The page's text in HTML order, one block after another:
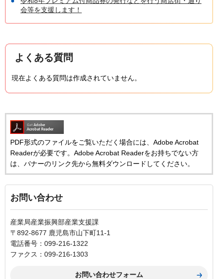
会等を支援します！
よくある質問
現在よくある質問は作成されていません。
PDF形式のファイルをご覧いただく場合には、Adobe Acrobat
Readerが必要です。Adobe Acrobat Readerをお持ちでない方
は、バナーのリンク先から無料ダウンロードしてください。
お問い合わせ
産業局産業振興部産業支援課
〒892-8677 鹿児島市山下町11-1
電話番号：099-216-1322
ファクス：099-216-1303